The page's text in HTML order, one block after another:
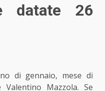
datate 26
di gennaio, mese di
Mazzola. Se